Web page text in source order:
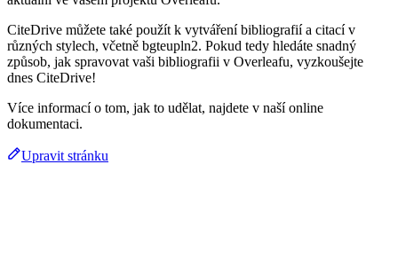
CiteDrive můžete také použít k vytváření bibliografií a citací v
různých stylech, včetně bgteupln2. Pokud tedy hledáte snadný
způsob, jak spravovat vaši bibliografii v Overleafu, vyzkoušejte
dnes CiteDrive!
Více informací o tom, jak to udělat, najdete v naší online
dokumentaci.
Upravit stránku